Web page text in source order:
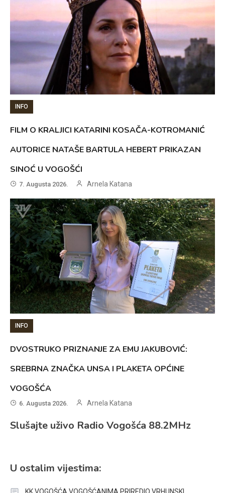
INFO
FILM O KRALJICI KATARINI KOSAČA-KOTROMANIĆ
AUTORICE NATAŠE BARTULA HEBERT PRIKAZAN
SINOĆ U VOGOŠĆI
7. Augusta 2026. Arnela Katana
INFO
DVOSTRUKO PRIZNANJE ZA EMU JAKUBOVIĆ:
SREBRNA ZNAČKA UNSA I PLAKETA OPĆINE
VOGOŠĆA
6. Augusta 2026. Arnela Katana
Slušajte uživo Radio Vogošća 88.2MHz
U ostalim vijestima: